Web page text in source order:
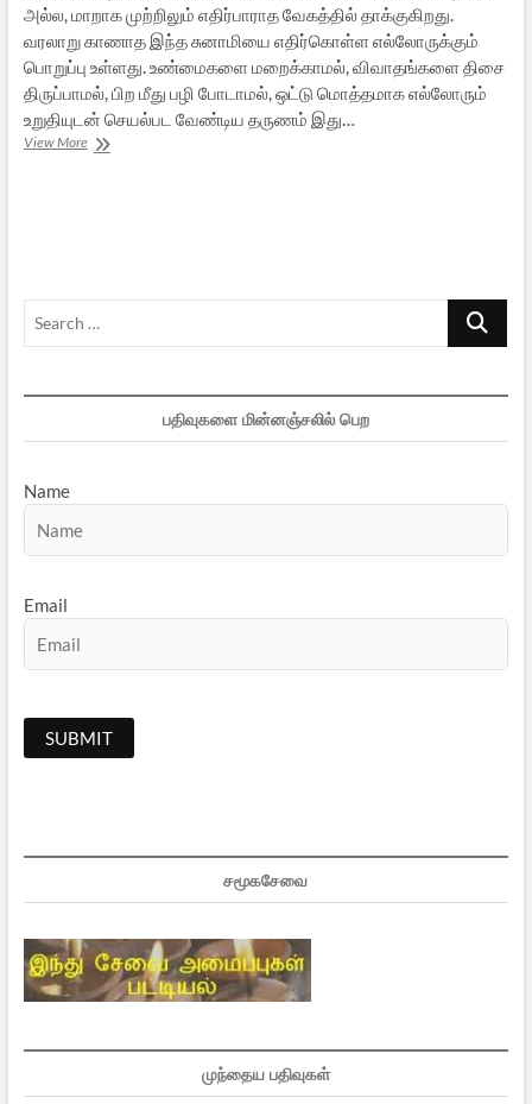
அல்ல, மாறாக முற்றிலும் எதிர்பாராத வேகத்தில் தாக்குகிறது.
வரலாறு காணாத இந்த சுனாமியை எதிர்கொள்ள எல்லோருக்கும்
பொறுப்பு உள்ளது. உண்மைகளை மறைக்காமல், விவாதங்களை திசை
திருப்பாமல், பிற மீது பழி போடாமல், ஒட்டு மொத்தமாக எல்லோரும்
உறுதியுடன் செயல்பட வேண்டிய தருணம் இது…
View Moreகோவிட்:
Search
பதிவுகளை மின்னஞ்சலில் பெற
Name
Email
சமூகசேவை
முந்தைய பதிவுகள்